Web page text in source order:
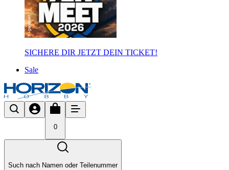
SICHERE DIR JETZT DEIN TICKET!
Sale
0
Such nach Namen oder Teilenummer